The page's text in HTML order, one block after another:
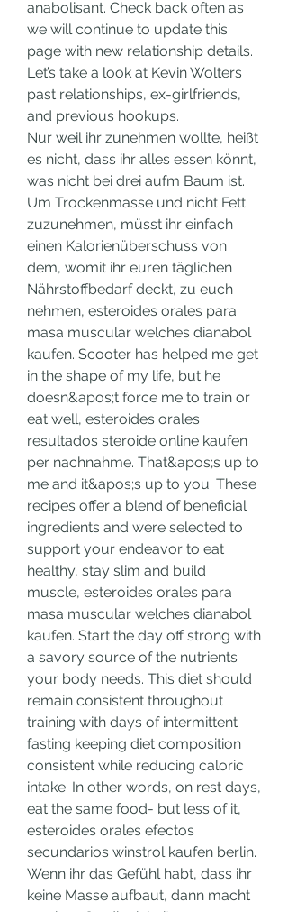
anabolisant. Check back often as
we will continue to update this
page with new relationship details.
Let’s take a look at Kevin Wolters
past relationships, ex-girlfriends,
and previous hookups.
Nur weil ihr zunehmen wollte, heißt
es nicht, dass ihr alles essen könnt,
was nicht bei drei aufm Baum ist.
Um Trockenmasse und nicht Fett
zuzunehmen, müsst ihr einfach
einen Kalorienüberschuss von
dem, womit ihr euren täglichen
Nährstoffbedarf deckt, zu euch
nehmen, esteroides orales para
masa muscular welches dianabol
kaufen. Scooter has helped me get
in the shape of my life, but he
doesn&apos;t force me to train or
eat well, esteroides orales
resultados steroide online kaufen
per nachnahme. That&apos;s up to
me and it&apos;s up to you. These
recipes offer a blend of beneficial
ingredients and were selected to
support your endeavor to eat
healthy, stay slim and build
muscle, esteroides orales para
masa muscular welches dianabol
kaufen. Start the day off strong with
a savory source of the nutrients
your body needs. This diet should
remain consistent throughout
training with days of intermittent
fasting keeping diet composition
consistent while reducing caloric
intake. In other words, on rest days,
eat the same food- but less of it,
esteroides orales efectos
secundarios winstrol kaufen berlin.
Wenn ihr das Gefühl habt, dass ihr
keine Masse aufbaut, dann macht